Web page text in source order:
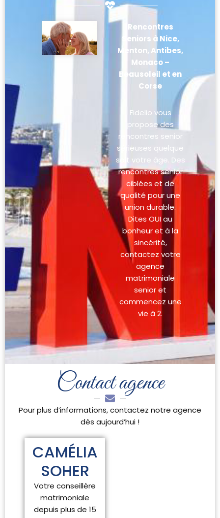
Rencontres
Seniors à Nice,
Menton, Antibes,
Monaco –
Beausoleil et en
Corse
Fidelio vous
propose des
rencontres senior
sérieuses quelque
soit votre âge. Des
rencontres senior
ciblées et de
qualité pour une
union durable.
Dites OUI au
bonheur et à la
sincérité,
contactez votre
agence
matrimoniale
senior et
commencez une
vie à 2.
Contact agence
Pour plus d’informations, contactez notre agence
dès aujourd’hui !
CAMÉLIA
SOHER
Votre conseillère
matrimoniale
depuis plus de 15